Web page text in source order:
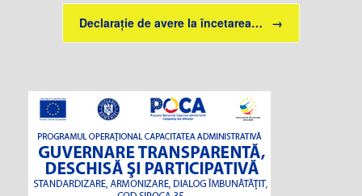
Declarație de avere la încetarea… →